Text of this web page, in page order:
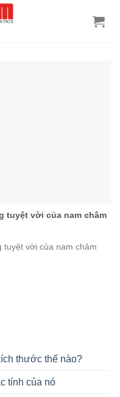
tuyệt vời của nam châm
tuyệt vời của nam châm
thước thế nào?
tính của nó